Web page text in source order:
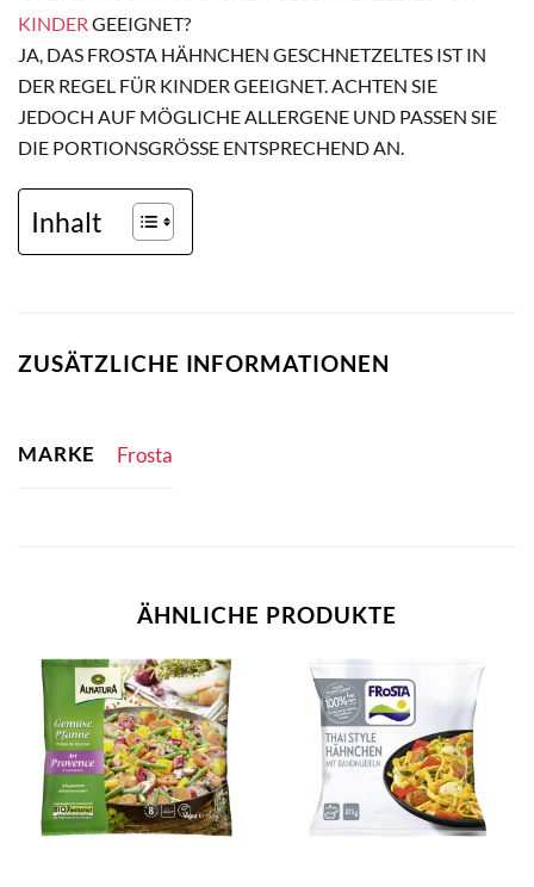
KINDER GEEIGNET?
JA, DAS FROSTA HÄHNCHEN GESCHNETZELTES IST IN
DER REGEL FÜR KINDER GEEIGNET. ACHTEN SIE
JEDOCH AUF MÖGLICHE ALLERGENE UND PASSEN SIE
DIE PORTIONSGRÖSSE ENTSPRECHEND AN.
Inhalt
ZUSÄTZLICHE INFORMATIONEN
MARKE Frosta
ÄHNLICHE PRODUKTE